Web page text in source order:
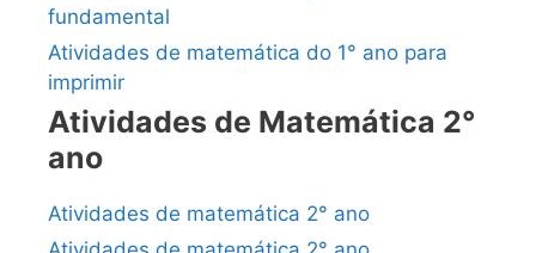
fundamental
Atividades de matemática do 1° ano para
imprimir
Atividades de Matemática 2°
ano
Atividades de matemática 2° ano